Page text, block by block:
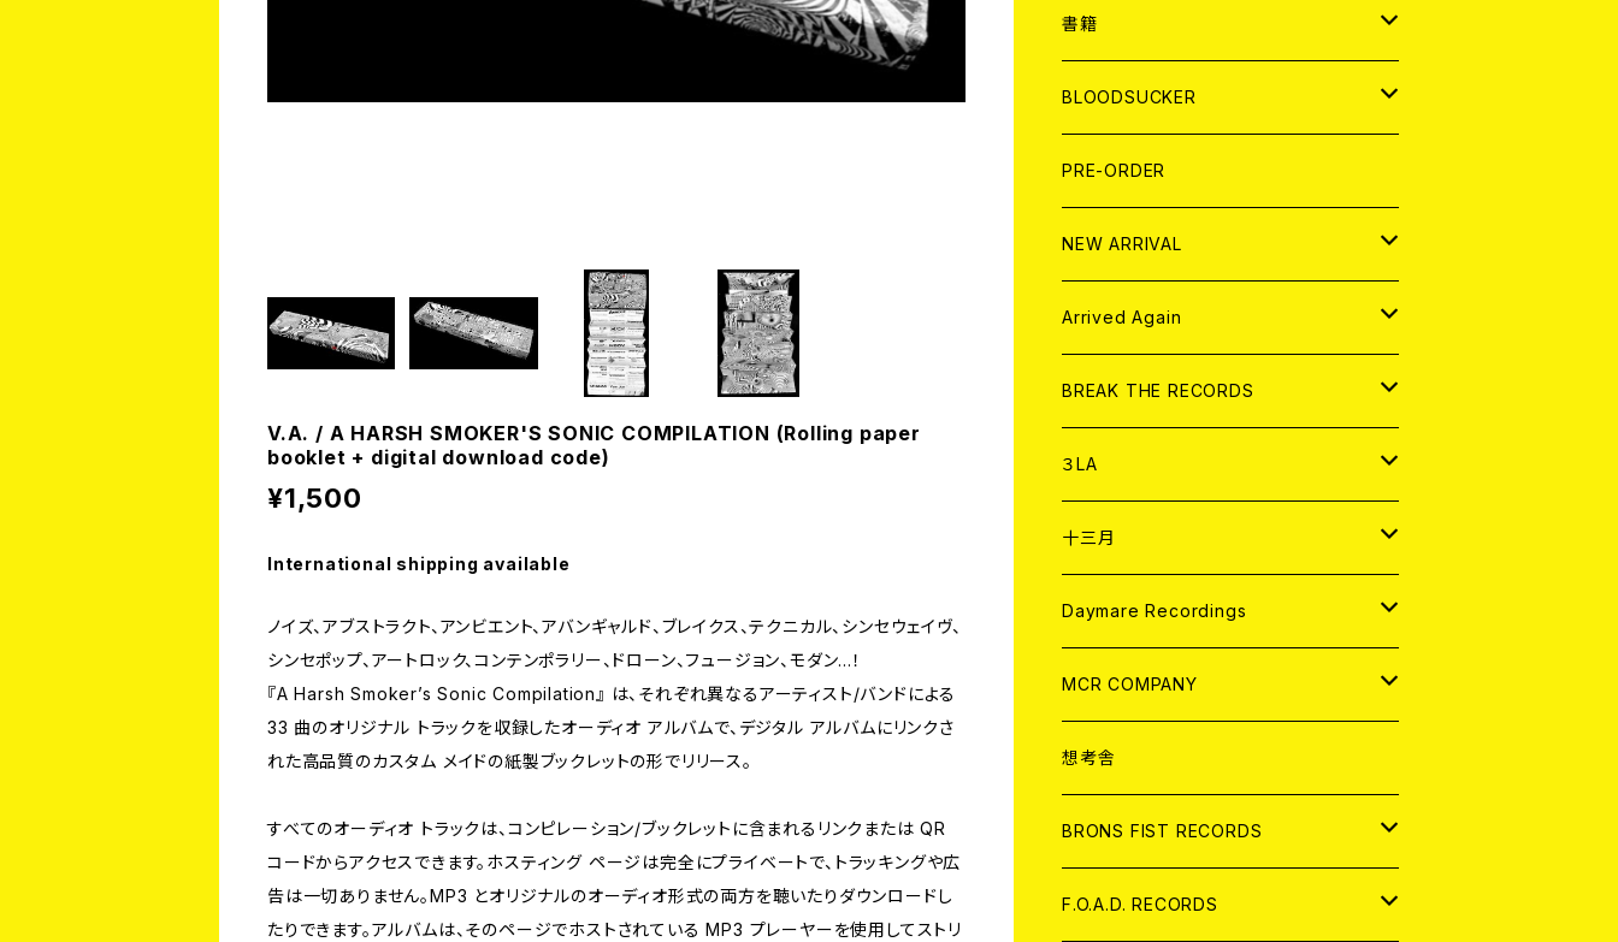
V.A. / A HARSH SMOKER'S SONIC COMPILATION (Rolling paper
booklet + digital download code)
¥1,500
International shipping available
ノイズ、アブストラクト、アンビエント、アバンギャルド、ブレイクス、テクニカル、シンセウェイヴ、
シンセポップ、アートロック、コンテンポラリー、ドローン、フュージョン、モダン…！
『A Harsh Smoker’s Sonic Compilation』 は、それぞれ異なるアーティスト/バンドによる
33 曲のオリジナル トラックを収録したオーディオ アルバムで、デジタル アルバムにリンクさ
れた高品質のカスタム メイドの紙製ブックレットの形でリリース。
すべてのオーディオ トラックは、コンピレーション/ブックレットに含まれるリンクまたは QR
コードからアクセスできます。ホスティング ページは完全にプライベートで、トラッキングや広
告は一切ありません。MP3 とオリジナルのオーディオ形式の両方を聴いたりダウンロードし
たりできます。アルバムは、そのページでホストされている MP3 プレーヤーを使用してストリ
７EP
LP
WORLD
7EP
LP
JAPAN
T-shirt
HOOD
WORLD
T-shirt
HOOD
書籍
MAGAZINE
BOLLOCKS
EL ZINE
写真集 (PHOTOBOOK)
BLOODSUCKER
CD
アナログ
アパレル
書籍
DIGITAL CONTENTS
PRE-ORDER
NEW ARRIVAL
CD
アナログ
Arrived Again
CD
アナログ
BREAK THE RECORDS
CD
ANALOG
アパレル
３LA
CD
ANALOG
十三月
CD
ANALOG
Daymare Recordings
CD
ANALOG
MCR COMPANY
CD
アパレル
ANALOG
想考舎
BRONS FIST RECORDS
CD
F.O.A.D. RECORDS